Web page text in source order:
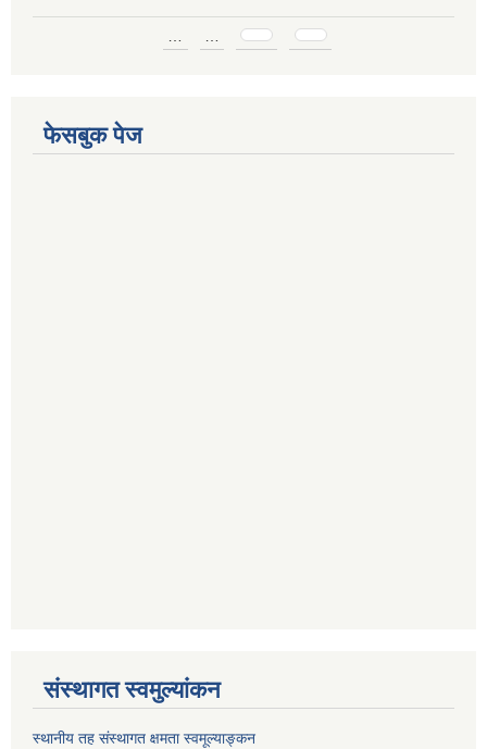
फेसबुक पेज
संस्थागत स्वमुल्यांकन
स्थानीय तह संस्थागत क्षमता स्वमूल्याङ्कन